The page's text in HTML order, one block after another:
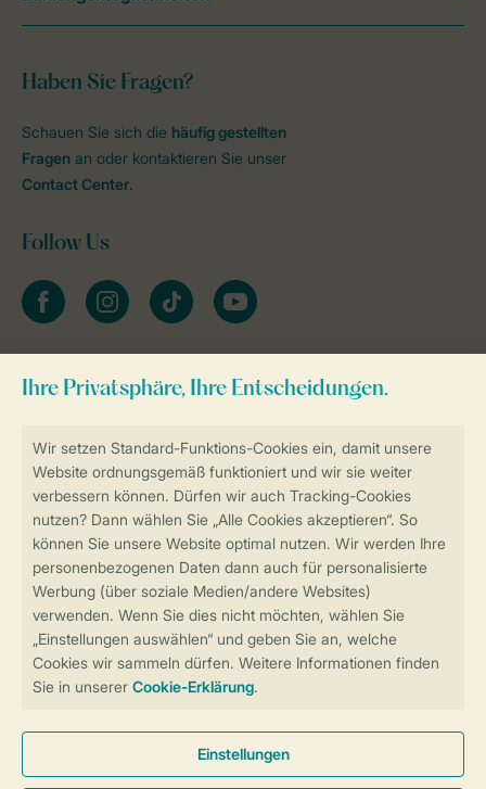
Weitere Informationen und Einstellungen
Sicher und schnell zur Online-Buchung
Sichere Datenübertragung
Sicheres Bezahlen
Haben Sie Fragen?
Schauen Sie sich die häufig gestellten
Fragen an oder kontaktieren Sie unser
Contact Center.
Follow Us
facebookinstagramtiktok youtube
Zum Newsletter anmelden